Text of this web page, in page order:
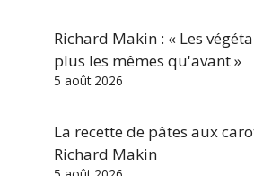
Richard Makin : « Les
plus les mêmes qu'avant »
5 août 2026
La recette de pâtes aux
Richard Makin